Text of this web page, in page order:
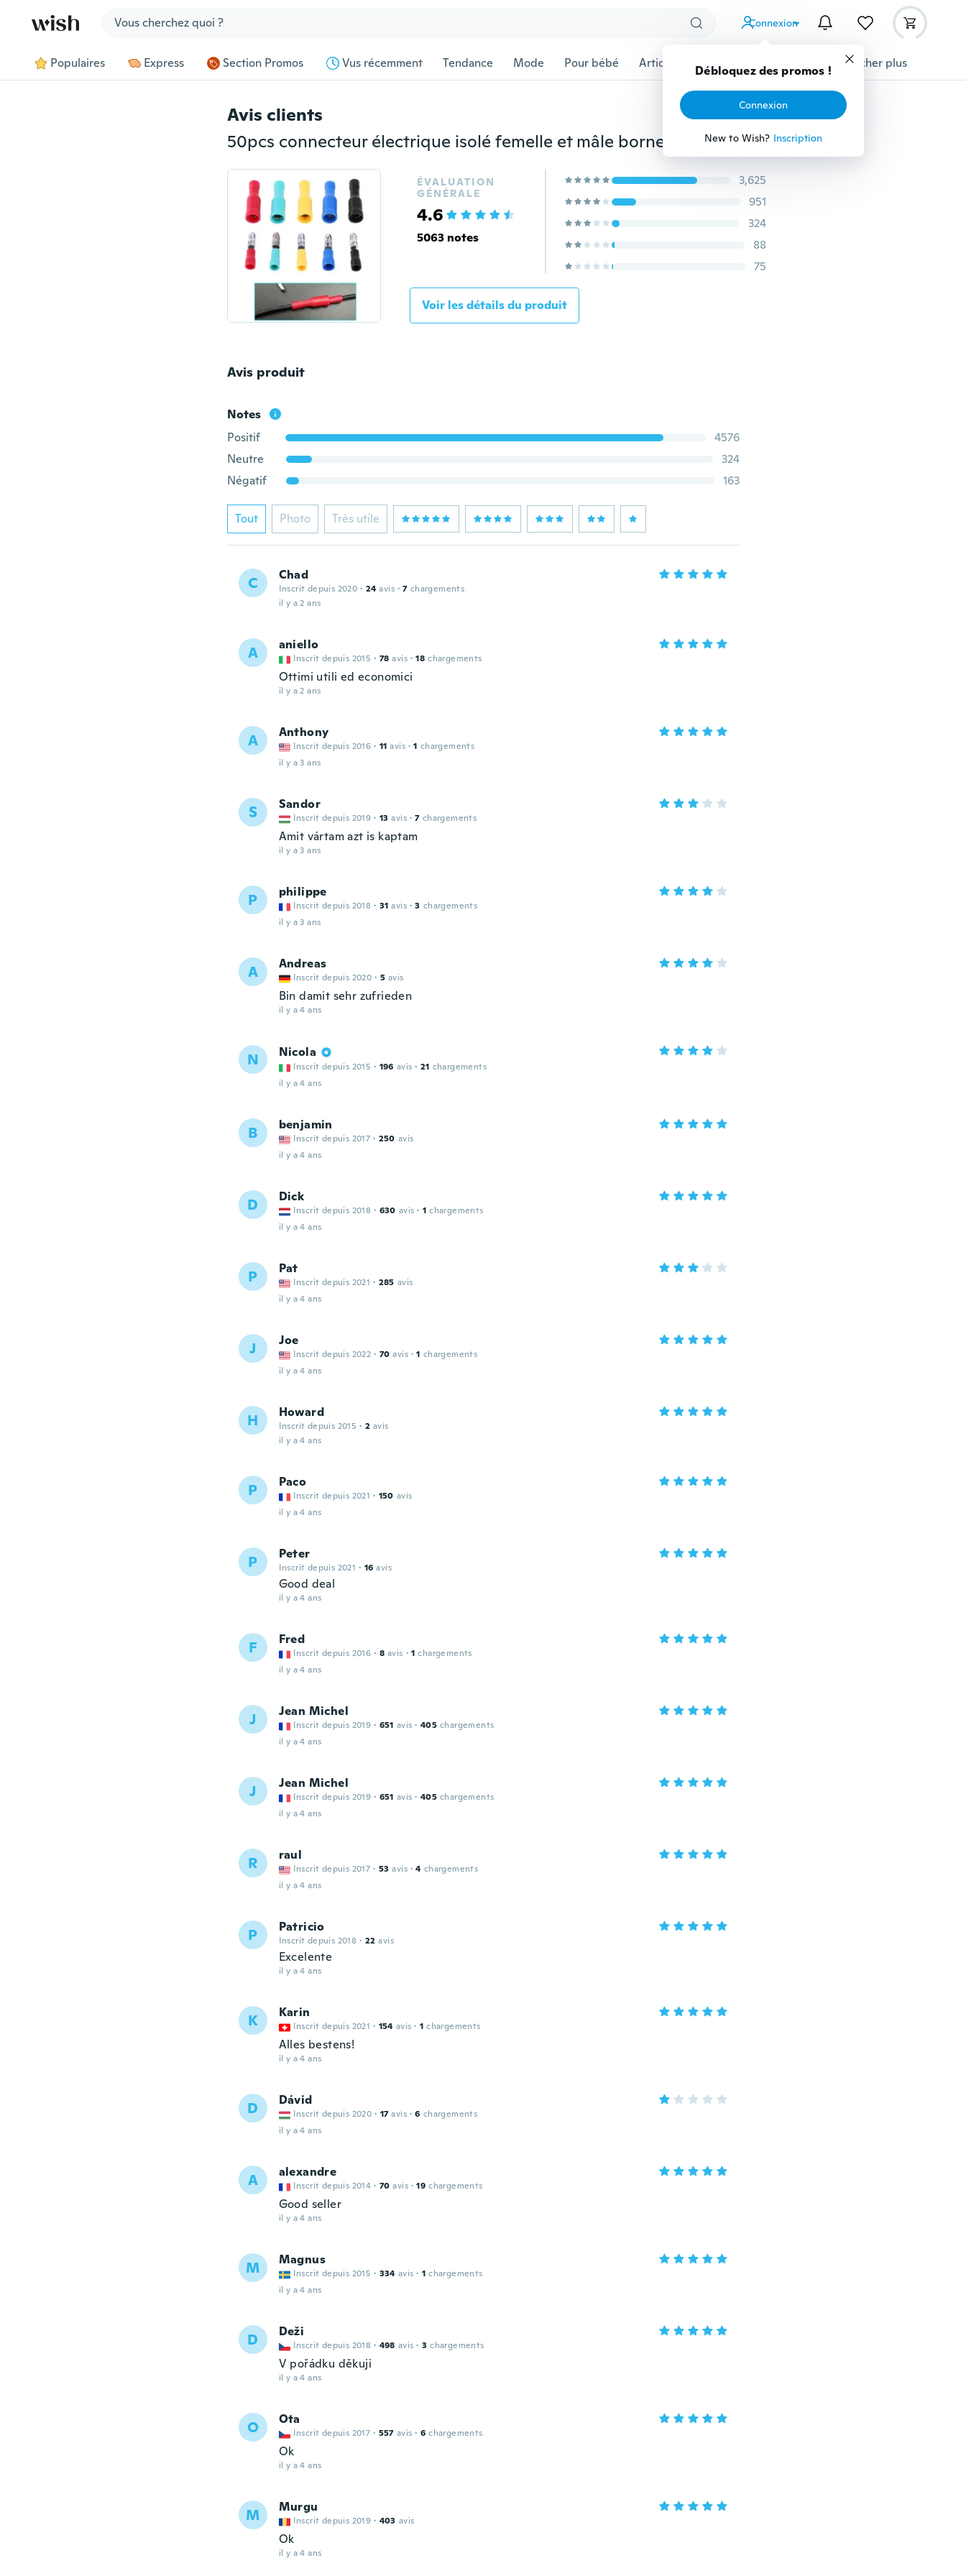
Connexion
Débloquez des promos !
Connexion
New to Wish? Inscription
Populaires Express Section Promos Vus récemment Tendance Mode Pour bébé Articles pour animaux domestiques Afficher plus
Avis clients
50pcs connecteur électrique isolé femelle et mâle borne à sertir pour 0,5 à 1,5 mm²
ÉVALUATION
GÉNÉRALE
4.6
5063 notes
3,625
951
324
88
75
Voir les détails du produit
Avis produit
Notes
Positif
4576
Neutre
324
Négatif
163
Tout Photo Très utile
C Chad
Inscrit depuis 2020 · 24 avis · 7 chargements
il y a 2 ans
A aniello
Inscrit depuis 2015 · 78 avis · 18 chargements
Ottimi utili ed economici
il y a 2 ans
A Anthony
Inscrit depuis 2016 · 11 avis · 1 chargements
il y a 3 ans
S Sandor
Inscrit depuis 2019 · 13 avis · 7 chargements
Amit vártam azt is kaptam
il y a 3 ans
P philippe
Inscrit depuis 2018 · 31 avis · 3 chargements
il y a 3 ans
A Andreas
Inscrit depuis 2020 · 5 avis
Bin damit sehr zufrieden
il y a 4 ans
N Nicola
Inscrit depuis 2015 · 196 avis · 21 chargements
il y a 4 ans
B benjamin
Inscrit depuis 2017 · 250 avis
il y a 4 ans
D Dick
Inscrit depuis 2018 · 630 avis · 1 chargements
il y a 4 ans
P Pat
Inscrit depuis 2021 · 285 avis
il y a 4 ans
J Joe
Inscrit depuis 2022 · 70 avis · 1 chargements
il y a 4 ans
H Howard
Inscrit depuis 2015 · 2 avis
il y a 4 ans
P Paco
Inscrit depuis 2021 · 150 avis
il y a 4 ans
P Peter
Inscrit depuis 2021 · 16 avis
Good deal
il y a 4 ans
F Fred
Inscrit depuis 2016 · 8 avis · 1 chargements
il y a 4 ans
J Jean Michel
Inscrit depuis 2019 · 651 avis · 405 chargements
il y a 4 ans
J Jean Michel
Inscrit depuis 2019 · 651 avis · 405 chargements
il y a 4 ans
R raul
Inscrit depuis 2017 · 53 avis · 4 chargements
il y a 4 ans
P Patricio
Inscrit depuis 2018 · 22 avis
Excelente
il y a 4 ans
K Karin
Inscrit depuis 2021 · 154 avis · 1 chargements
Alles bestens!
il y a 4 ans
D Dávid
Inscrit depuis 2020 · 17 avis · 6 chargements
il y a 4 ans
A alexandre
Inscrit depuis 2014 · 70 avis · 19 chargements
Good seller
il y a 4 ans
M Magnus
Inscrit depuis 2015 · 334 avis · 1 chargements
il y a 4 ans
D Deži
Inscrit depuis 2018 · 498 avis · 3 chargements
V pořádku děkuji
il y a 4 ans
O Ota
Inscrit depuis 2017 · 557 avis · 6 chargements
Ok
il y a 4 ans
M Murgu
Inscrit depuis 2019 · 403 avis
Ok
il y a 4 ans